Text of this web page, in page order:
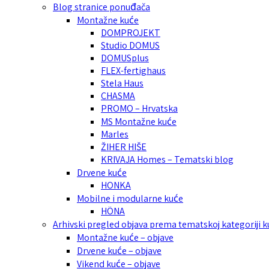
Blog stranice ponuđača
Montažne kuće
DOMPROJEKT
Studio DOMUS
DOMUSplus
FLEX-fertighaus
Stela Haus
CHASMA
PROMO – Hrvatska
MS Montažne kuće
Marles
ŽIHER HIŠE
KRIVAJA Homes – Tematski blog
Drvene kuće
HONKA
Mobilne i modularne kuće
HÖNA
Arhivski pregled objava prema tematskoj kategoriji
Montažne kuće – objave
Drvene kuće – objave
Vikend kuće – objave